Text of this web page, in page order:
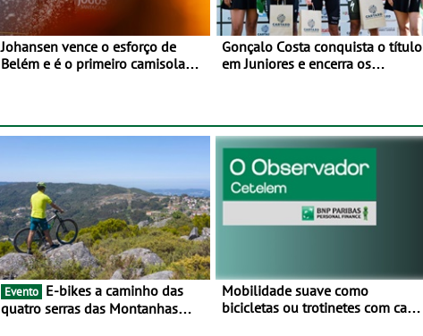
Johansen vence o esforço de
Belém e é o primeiro camisola
Gonçalo Costa conquista o título
em Juniores e encerra os
Evento
quatro serras das Montanhas
Mobilidade suave como
bicicletas ou trotinetes com cada